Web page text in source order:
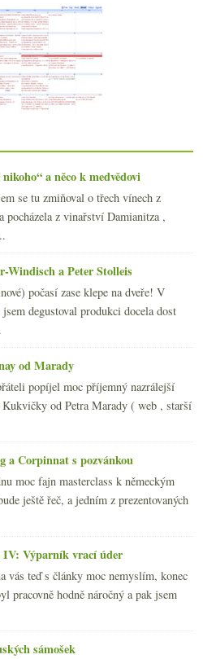
2006 – část I.
sekt z Austrálie
základní burgundské...
– 3:3 a hraje se dál
ze Znovínu
víno a jídlo, identita stře...
aneb ochutnávka špičko...
biopotraviny?“
Kvícu
na moderní média
a něco k medvědovi
se tu zmiňoval o třech vínech z
pocházela z vinařství Damianitza ,
Windisch a Peter Stolleis
počasí zase klepe na dveře! V
degustoval produkci docela dost
od Marady
popíjel moc příjemný nazrálejší
od Petra Marady ( web , starší
a Corpinnat s pozvánkou
moc fajn masterclass k německým
ještě řeč, a jedním z prezentovaných
IV: Výparník vrací úder
vás teď s články moc nemyslím, konec
pracovně hodně náročný a pak jsem
sámošek